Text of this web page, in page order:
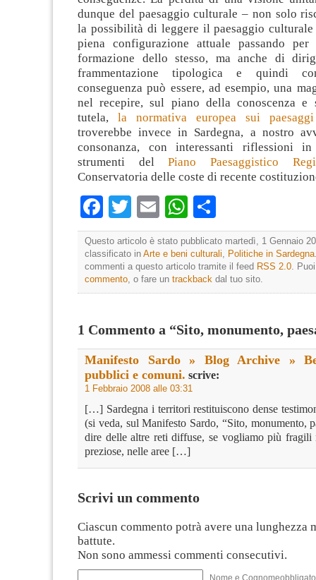
dunque del paesaggio culturale – non solo
la possibilità di leggere il paesaggio culturale
piena configurazione attuale passando
formazione dello stesso, ma anche di
frammentazione tipologica e quindi
conseguenza può essere, ad esempio, una
nel recepire, sul piano della conoscenza e
tutela, la normativa europea sui
troverebbe invece in Sardegna, a nostro
consonanza, con interessanti riflessioni
strumenti delPiano Paesaggistico
Conservatoria delle coste di recente
Facebook
TwitterEmailWhatsApp
Questo articolo è stato pubblicato martedì, 1 Gennaio
classificato in Arte e beni culturali Politiche in Sardegna
commenti a questo articolo tramite il feed RSS 2.0 .
commento , o fare un trackback dal tuo sito.
1 Commento a “Sito, monumento,
Manifesto Sardo » Blog Archive »
pubblici e comuni. scrive:
1 Febbraio 2008 alle 03:31
[…] Sardegna i territori restituiscono dense
(si veda, sul Manifesto Sardo, “Sito, monumento,
dire delle altre reti diffuse, se vogliamo più fragili
preziose, nelle aree […]
Scrivi un commento
Ciascun commento potrà avere una lunghezza
battute.
Non sono ammessi commenti consecutivi.